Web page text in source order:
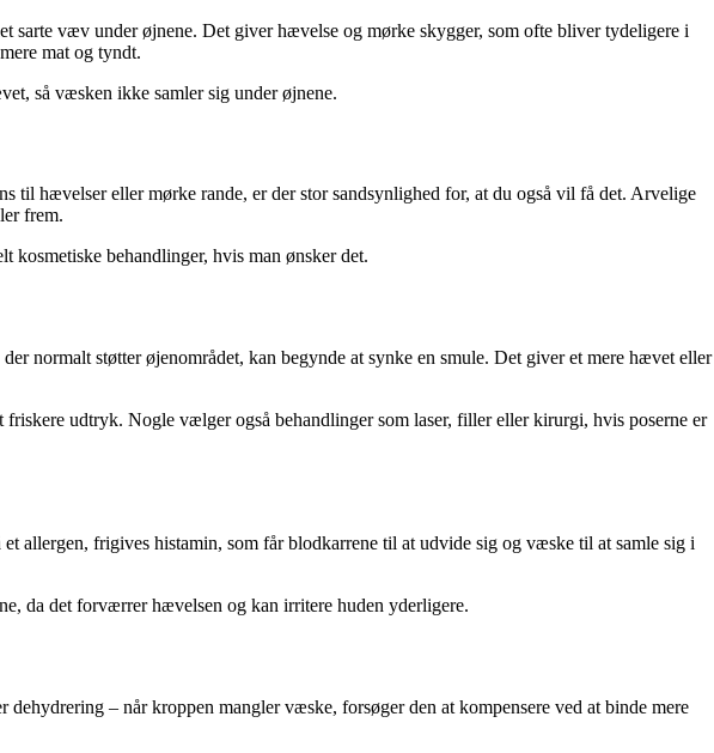
sarte væv under øjnene. Det giver hævelse og mørke skygger, som ofte bliver tydeligere i
mat og tyndt.
så væsken ikke samler sig under øjnene.
til hævelser eller mørke rande, er der stor sandsynlighed for, at du også vil få det. Arvelige
frem.
behandlinger, hvis man ønsker det.
normalt støtter øjenområdet, kan begynde at synke en smule. Det giver et mere hævet eller
udtryk. Nogle vælger også behandlinger som laser, filler eller kirurgi, hvis poserne er
allergen, frigives histamin, som får blodkarrene til at udvide sig og væske til at samle sig i
da det forværrer hævelsen og kan irritere huden yderligere.
– når kroppen mangler væske, forsøger den at kompensere ved at binde mere